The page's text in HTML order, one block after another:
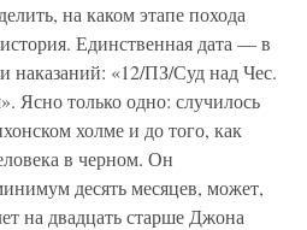
на каком этапе похода
Единственная дата — в
наказаний: «12/ПЗ/Суд над Чес.
Ясно только одно: случилось
холме и до того, как
в черном. Он
десять месяцев, может,
на двадцать старше Джона